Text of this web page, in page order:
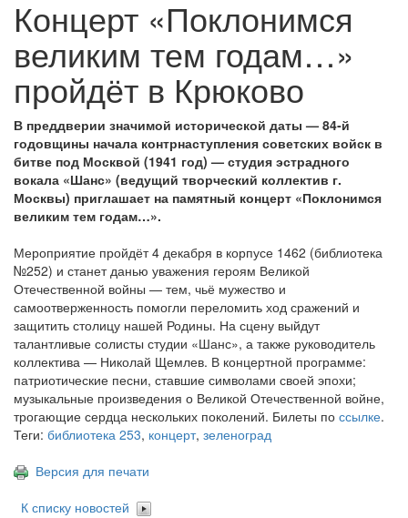
Концерт «Поклонимся
великим тем годам…»
пройдёт в Крюково
В преддверии значимой исторической даты — 84‑й
годовщины начала контрнаступления советских войск в
битве под Москвой (1941 год) — студия эстрадного
вокала «Шанс» (ведущий творческий коллектив г.
Москвы) приглашает на памятный концерт «Поклонимся
великим тем годам…».
Мероприятие пройдёт 4 декабря в корпусе 1462 (библиотека
№252) и станет данью уважения героям Великой
Отечественной войны — тем, чьё мужество и
самоотверженность помогли переломить ход сражений и
защитить столицу нашей Родины. На сцену выйдут
талантливые солисты студии «Шанс», а также руководитель
коллектива — Николай Щемлев. В концертной программе:
патриотические песни, ставшие символами своей эпохи;
музыкальные произведения о Великой Отечественной войне,
трогающие сердца нескольких поколений. Билеты по ссылке.
Теги: библиотека 253, концерт, зеленоград
Версия для печати
К списку новостей